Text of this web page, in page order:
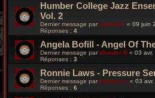
Humber College Jazz
Vol. 2
Dernier message par silverfox « 09 juin
Réponses : 4
Angela Bofill ‎- Angel Of
Dernier message parWonder B « 03
Réponses : 3
Ronnie Laws - Pressure
Dernier message par funkiness « 03
Réponses : 6